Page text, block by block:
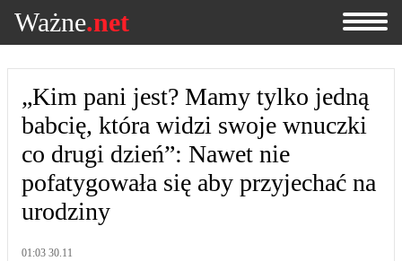
Ważne.net
„Kim pani jest? Mamy tylko jedną
babcię, która widzi swoje wnuczki
co drugi dzień”: Nawet nie
pofatygowała się aby przyjechać na
urodziny
01:03 30.11